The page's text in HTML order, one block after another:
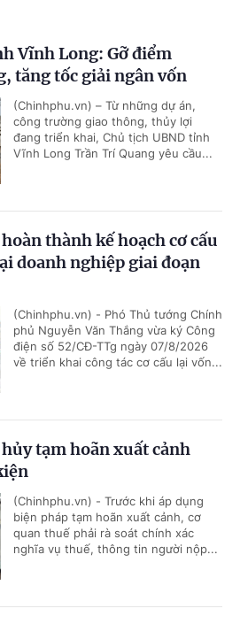
Vĩnh Long: Gỡ điểm
tăng tốc giải ngân vốn
(Chinhphu.vn) – Từ những dự án,
công trường giao thông, thủy lợi
đang triển khai, Chủ tịch UBND tỉnh
Vĩnh Long Trần Trí Quang yêu cầu...
thành kế hoạch cơ cấu
doanh nghiệp giai đoạn
(Chinhphu.vn) - Phó Thủ tướng Chính
phủ Nguyễn Văn Thắng vừa ký Công
điện số 52/CĐ-TTg ngày 07/8/2026
về triển khai công tác cơ cấu lại vốn...
tạm hoãn xuất cảnh
(Chinhphu.vn) - Trước khi áp dụng
biện pháp tạm hoãn xuất cảnh, cơ
quan thuế phải rà soát chính xác
nghĩa vụ thuế, thông tin người nộp...